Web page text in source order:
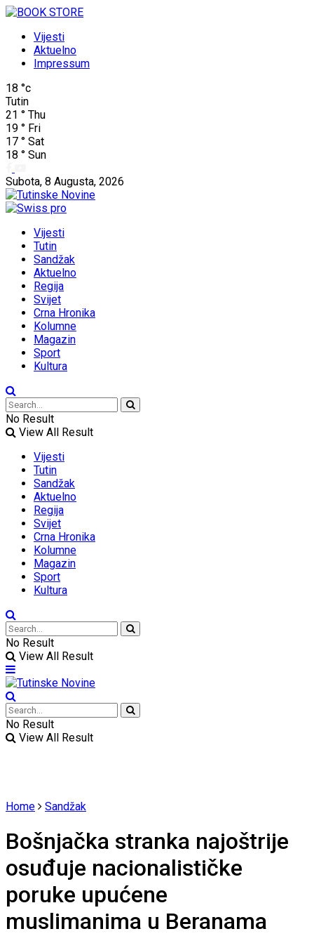
Vijesti
Aktuelno
Impressum
18 °c
Tutin
21 ° Thu
19 ° Fri
17 ° Sat
18 ° Sun
Subota, 8 Augusta, 2026
Vijesti
Tutin
Sandžak
Aktuelno
Regija
Svijet
Crna Hronika
Kolumne
Magazin
Sport
Kultura
No Result
View All Result
Vijesti
Tutin
Sandžak
Aktuelno
Regija
Svijet
Crna Hronika
Kolumne
Magazin
Sport
Kultura
No Result
View All Result
No Result
View All Result
Home Sandžak
Bošnjačka stranka najoštrije
osuđuje nacionalističke
poruke upućene
muslimanima u Beranama